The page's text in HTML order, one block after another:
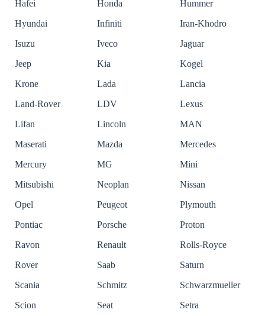
Hafei
Honda
Hummer
Hyundai
Infiniti
Iran-Khodro
Isuzu
Iveco
Jaguar
Jeep
Kia
Kogel
Krone
Lada
Lancia
Land-Rover
LDV
Lexus
Lifan
Lincoln
MAN
Maserati
Mazda
Mercedes
Mercury
MG
Mini
Mitsubishi
Neoplan
Nissan
Opel
Peugeot
Plymouth
Pontiac
Porsche
Proton
Ravon
Renault
Rolls-Royce
Rover
Saab
Saturn
Scania
Schmitz
Schwarzmueller
Scion
Seat
Setra